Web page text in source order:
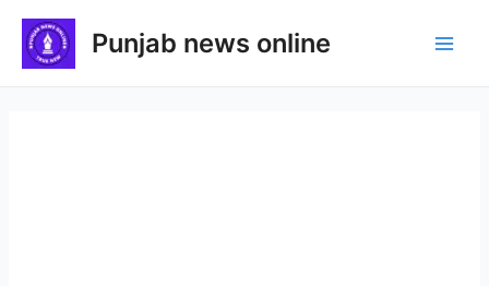
content
Punjab news online